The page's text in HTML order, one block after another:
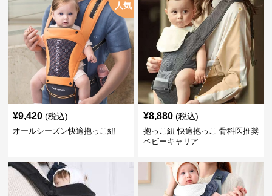
人気
¥9,420 (税込)
オールシーズン快適抱っこ紐
¥8,880 (税込)
抱っこ紐 快適抱っこ 骨科医推奨
ベビーキャリア